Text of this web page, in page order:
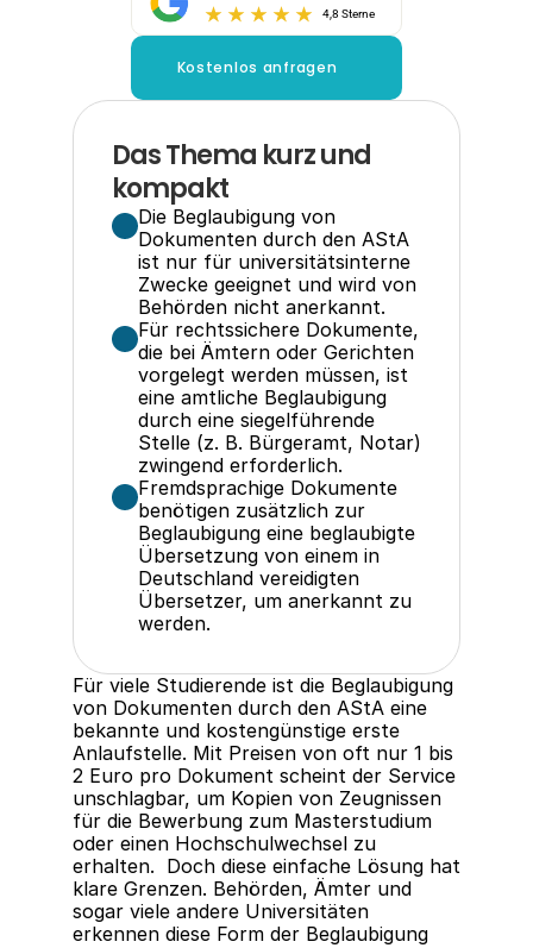
4,8 Sterne
Kostenlos anfragen
Das Thema kurz und
kompakt
Die Beglaubigung von
Dokumenten durch den AStA
ist nur für universitätsinterne
Zwecke geeignet und wird von
Behörden nicht anerkannt.
Für rechtssichere Dokumente,
die bei Ämtern oder Gerichten
vorgelegt werden müssen, ist
eine amtliche Beglaubigung
durch eine siegelführende
Stelle (z. B. Bürgeramt, Notar)
zwingend erforderlich.
Fremdsprachige Dokumente
benötigen zusätzlich zur
Beglaubigung eine beglaubigte
Übersetzung von einem in
Deutschland vereidigten
Übersetzer, um anerkannt zu
werden.
Für viele Studierende ist die Beglaubigung
von Dokumenten durch den AStA eine
bekannte und kostengünstige erste
Anlaufstelle. Mit Preisen von oft nur 1 bis
2 Euro pro Dokument scheint der Service
unschlagbar, um Kopien von Zeugnissen
für die Bewerbung zum Masterstudium
oder einen Hochschulwechsel zu
erhalten.  Doch diese einfache Lösung hat
klare Grenzen. Behörden, Ämter und
sogar viele andere Universitäten
erkennen diese Form der Beglaubigung